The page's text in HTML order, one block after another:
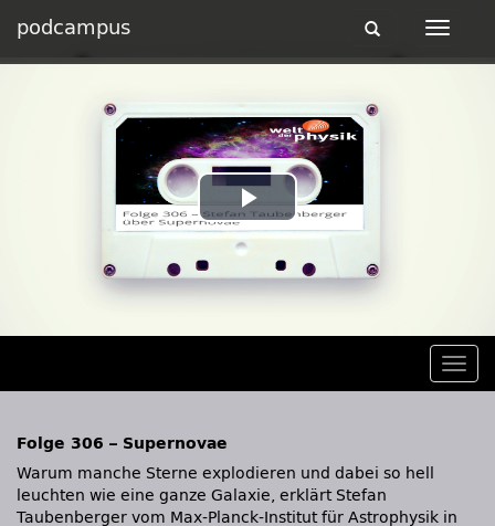
podcampus
Toggle
Toggle
Play
Video
Folge 306 – Supernovae
Warum manche Sterne explodieren und dabei so hell
leuchten wie eine ganze Galaxie, erklärt Stefan
Taubenberger vom Max-Planck-Institut für Astrophysik in